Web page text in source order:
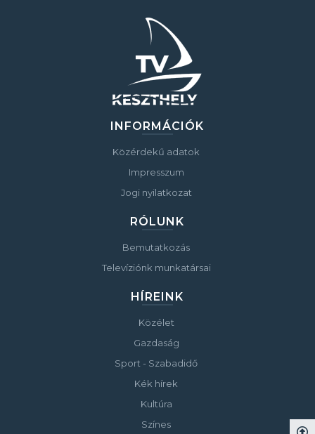
INFORMÁCIÓK
Közérdekű adatok
Impresszum
Jogi nyilatkozat
RÓLUNK
Bemutatkozás
Televíziónk munkatársai
HÍREINK
Közélet
Gazdaság
Sport - Szabadidő
Kék hírek
Kultúra
Színes